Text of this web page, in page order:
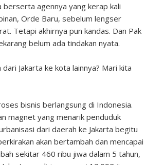
berserta agennya yang kerap kali
Orde Baru, sebelum lengser
Tetapi akhirnya pun kandas. Dan Pak
belum ada tindakan nyata.
Jakarta ke kota lainnya? Mari kita
bisnis berlangsung di Indonesia.
magnet yang menarik penduduk
dari daerah ke Jakarta begitu
akan bertambah dan mencapai
sekitar 460 ribu jiwa dalam 5 tahun,